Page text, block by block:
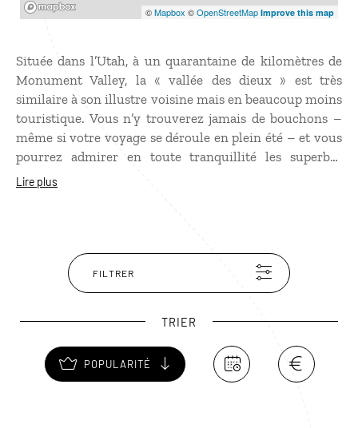
©Mapbox ©OpenStreetMap Improve this map
Située dans l’Utah, à un quarantaine de kilomètres de
Monument Valley, la « vallée des dieux » est très
similaire à son illustre voisine mais en beaucoup moins
touristique. Vous n’y trouverez jamais de bouchons –
même si votre voyage se déroule en plein été – et vous
pourrez admirer en toute tranquillité les superbes
formations rocheuses aux couleurs orangées. La piste
Lire plus
FILTRER
TRIER
POPULARITÉ